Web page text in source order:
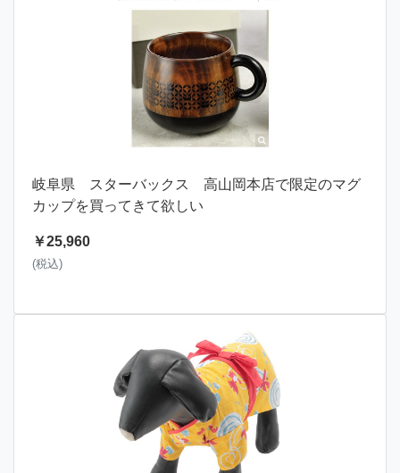
岐阜県 スターバックス 高山岡本店で限定のマグ
カップを買ってきて欲しい
￥25,960
(税込)